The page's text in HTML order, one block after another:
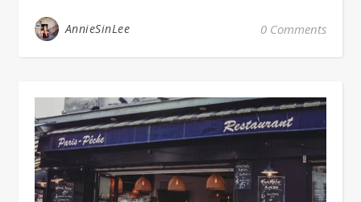
AnnieSinLee 0 Comments